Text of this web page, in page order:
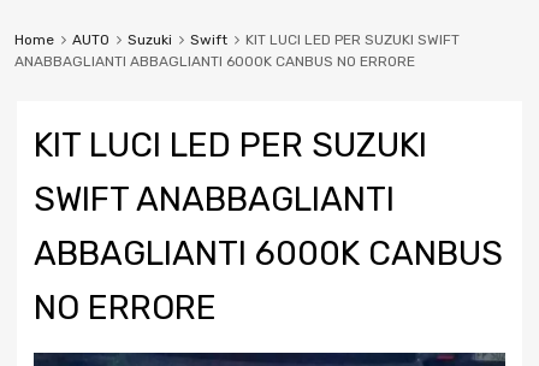
Home AUTO Suzuki Swift
KIT LUCI LED PER SUZUKI SWIFT
ANABBAGLIANTI ABBAGLIANTI 6000K CANBUS NO ERRORE
KIT LUCI LED PER SUZUKI
SWIFT ANABBAGLIANTI
ABBAGLIANTI 6000K CANBUS
NO ERRORE